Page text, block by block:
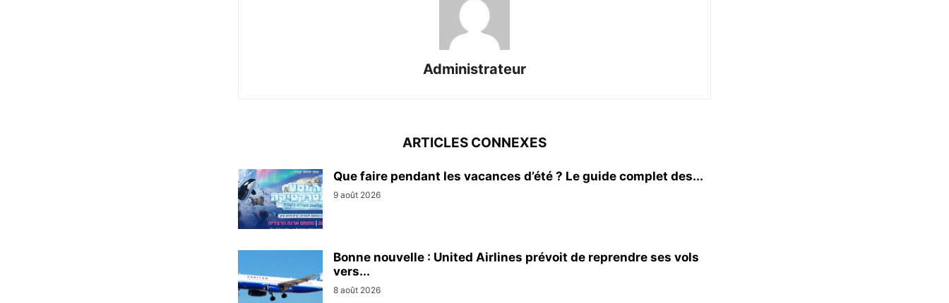
Administrateur
ARTICLES CONNEXES
Que faire pendant les vacances d’été ? Le guide complet des...
9 août 2026
Bonne nouvelle : United Airlines prévoit de reprendre ses vols
vers...
8 août 2026